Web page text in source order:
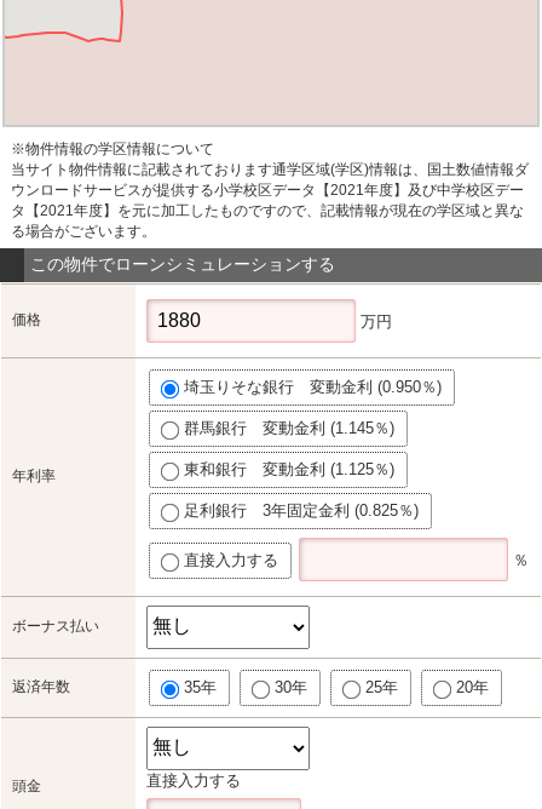
※物件情報の学区情報について
当サイト物件情報に記載されております通学区域(学区)情報は、国土数値情報ダ
ウンロードサービスが提供する小学校区データ【2021年度】及び中学校区デー
タ【2021年度】を元に加工したものですので、記載情報が現在の学区域と異な
る場合がございます。
この物件でローンシミュレーションする
価格 万円
年利率
埼玉りそな銀行 変動金利 (0.950％)
群馬銀行 変動金利 (1.145％)
東和銀行 変動金利 (1.125％)
足利銀行 3年固定金利 (0.825％)
直接入力する ％
ボーナス払い
返済年数 35年 30年 25年 20年
頭金 直接入力する